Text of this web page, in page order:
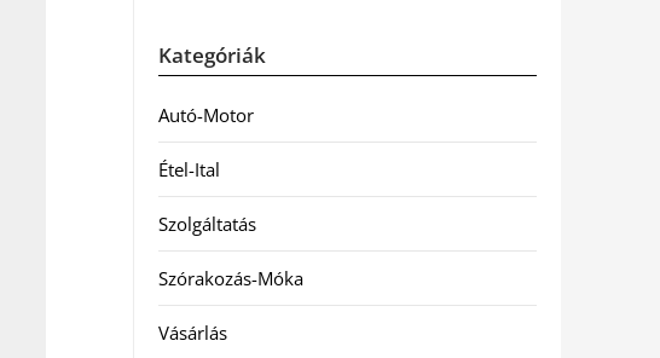
Kategóriák
Autó-Motor
Étel-Ital
Szolgáltatás
Szórakozás-Móka
Vásárlás